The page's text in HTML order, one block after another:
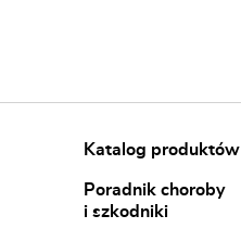
Katalog produktów
Poradnik choroby
i szkodniki